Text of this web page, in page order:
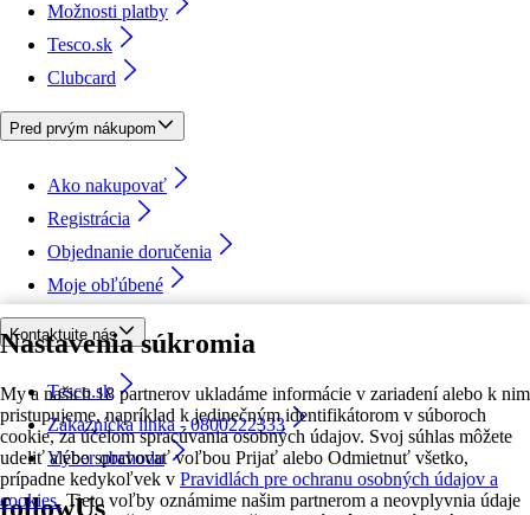
Nastavenia súkromia
My a našich 18 partnerov ukladáme informácie v zariadení alebo k nim
pristupujeme, napríklad k jedinečným identifikátorom v súboroch
cookie, za účelom spracúvania osobných údajov. Svoj súhlas môžete
udeliť alebo spravovať voľbou Prijať alebo Odmietnuť všetko,
prípadne kedykoľvek v Pravidlách pre ochranu osobných údajov a
cookies. Tieto voľby oznámime našim partnerom a neovplyvnia údaje
Možnosti platby
Tesco.sk
Clubcard
Pred prvým nákupom
Ako nakupovať
Registrácia
Objednanie doručenia
Moje obľúbené
Kontaktujte nás
Tesco.sk
Zákaznícka linka - 0800222333
Výber obchodu
followUs